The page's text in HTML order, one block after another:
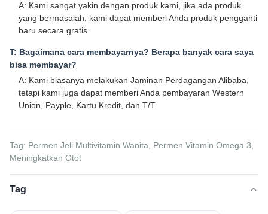
A: Kami sangat yakin dengan produk kami, jika ada produk
yang bermasalah, kami dapat memberi Anda produk pengganti
baru secara gratis.
T: Bagaimana cara membayarnya? Berapa banyak cara saya
bisa membayar?
A: Kami biasanya melakukan Jaminan Perdagangan Alibaba,
tetapi kami juga dapat memberi Anda pembayaran Western
Union, Payple, Kartu Kredit, dan T/T.
Tag: Permen Jeli Multivitamin Wanita, Permen Vitamin Omega 3,
Meningkatkan Otot
Tag